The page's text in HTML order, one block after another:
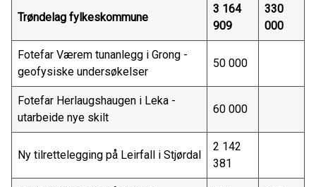
Trøndelag fylkeskommune
3 164
909
330
000
Fotefar Værem tunanlegg i Grong -
geofysiske undersøkelser
50 000
Fotefar Herlaugshaugen i Leka -
utarbeide nye skilt
60 000
Ny tilrettelegging på Leirfall i Stjørdal
2 142
381